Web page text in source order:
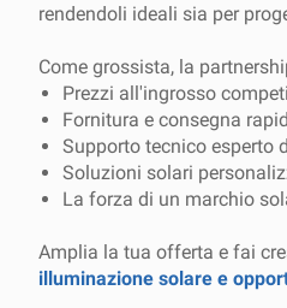
rendendoli ideali sia per
Come grossista, la
Prezzi all'ingrosso
Fornitura e consegna
Supporto tecnico esperto
Soluzioni solari
La forza di un marchio
Amplia la tua offerta e fai
illuminazione solare e